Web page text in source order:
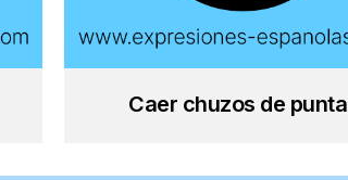
Caer chuzos de punta